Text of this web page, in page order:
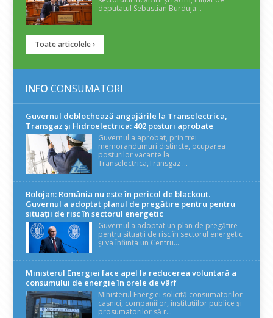
deputatul Sebastian Burduja...
Toate articolele
INFO CONSUMATORI
Guvernul deblochează angajările la Transelectrica,
Transgaz și Hidroelectrica: 402 posturi aprobate
Guvernul a aprobat, prin trei
memorandumuri distincte, ocuparea
posturilor vacante la
Transelectrica,Transgaz ...
Bolojan: România nu este în pericol de blackout.
Guvernul a adoptat planul de pregătire pentru pentru
situații de risc în sectorul energetic
Guvernul a adoptat un plan de pregătire
pentru situații de risc în sectorul energetic
și va înființa un Centru...
Ministerul Energiei face apel la reducerea voluntară a
consumului de energie în orele de vârf
Ministerul Energiei solicită consumatorilor
casnici, companiilor, instituțiilor publice și
prosumatorilor să r...